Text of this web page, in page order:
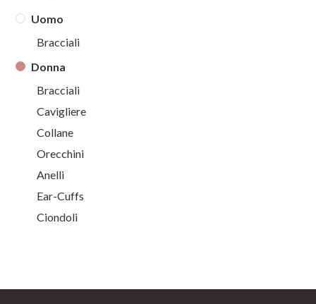
Uomo
Bracciali
Donna
Bracciali
Cavigliere
Collane
Orecchini
Anelli
Ear-Cuffs
Ciondoli